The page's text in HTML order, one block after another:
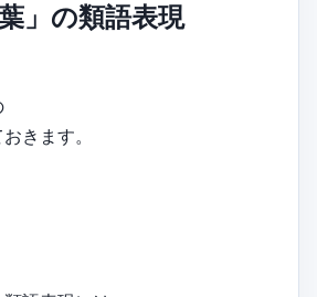
」の類語表現
きます。